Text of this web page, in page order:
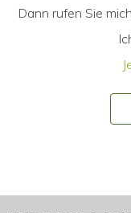
Dann rufen Sie